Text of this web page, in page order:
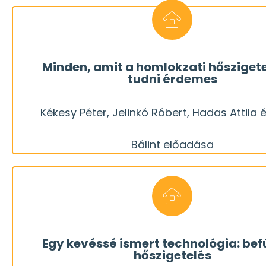
Minden, amit a homlokzati
tudni érdemes
Kékesy Péter, Jelinkó Róbert, Hadas Attila
Bálint előadása
Kékesy Péter, Jelinkó Róbert, Hadas
és Vágó Bálint előadása
A homlokzat (utólagos) hőszigetelése a
a legnépszerűbb energiatakarékossági
műhelytitkával, melyek ismerete mind
végeredményhez.
Egy kevéssé ismert technológia:
hőszigetelés
Miben különböznek ezek "hagyományos"
érdemes elgondolkodni a használatukon?